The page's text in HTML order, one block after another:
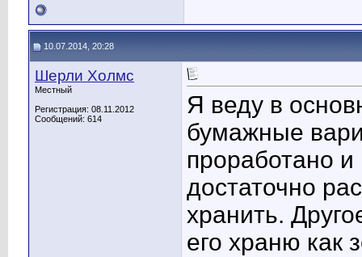
10.07.2014, 20:28
Шерли Холмс
Местный
Регистрация: 08.11.2012
Сообщений: 614
Я веду в
бумажные
проработано
достаточно
хранить.
его храню как